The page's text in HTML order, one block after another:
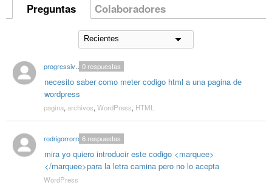
Preguntas Colaboradores
progressiverockmusic
necesito saber como meter codigo html a una pagina de
wordpress
0respuestas
pagina, archivos, WordPress, HTML
rodrigorrorro
mira yo quiero introducir este codigo <marquee>
</marquee>para la letra camina pero no lo acepta
6respuestas
WordPress